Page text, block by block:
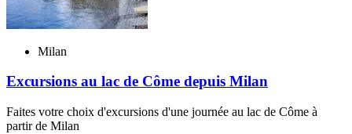
Milan
Excursions au lac de Côme depuis Milan
Faites votre choix d'excursions d'une journée au lac de Côme à
partir de Milan